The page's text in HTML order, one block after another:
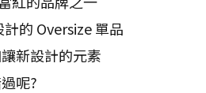
的 Oversize 單品
新設計的元素
呢?